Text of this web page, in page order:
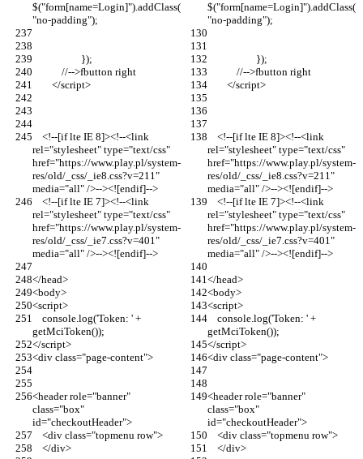
$("form[name=Login]").addClass(
"no-padding");
$("form[name=Login]").addClass(
"no-padding");
                    });
                    });
            //-->fbutton right
            //-->fbutton right
        </script>
        </script>
rel="stylesheet" type="text/css"
href="https://www.play.pl/system-
res/old/_css/_ie8.css?v=211"
media="all" />--><![endif]-->
rel="stylesheet" type="text/css"
href="https://www.play.pl/system-
res/old/_css/_ie8.css?v=211"
media="all" />--><![endif]-->
rel="stylesheet" type="text/css"
href="https://www.play.pl/system-
res/old/_css/_ie7.css?v=401"
media="all" />--><![endif]-->
rel="stylesheet" type="text/css"
href="https://www.play.pl/system-
res/old/_css/_ie7.css?v=401"
media="all" />--><![endif]-->
</head>
</head>
<body>
<body>
<script>
<script>
getMciToken());
getMciToken());
</script>
</script>
<div class="page-content">
<div class="page-content">
<header role="banner"
class="box"
id="checkoutHeader">
<header role="banner"
class="box"
id="checkoutHeader">
    <div class="topmenu row">
    <div class="topmenu row">
    </div>
    </div>